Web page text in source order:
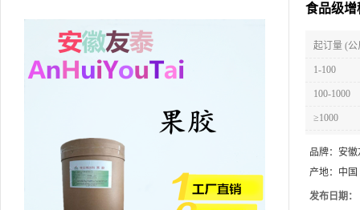
食品级增
起订量 (公
1-100
100-1000
≥1000
品牌： 安徽
产地： 中国
发布日期：